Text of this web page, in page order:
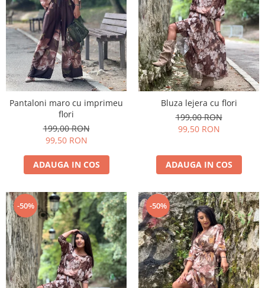
Pantaloni maro cu imprimeu
flori
199,00 RON
99,50 RON
ADAUGA IN COS
Bluza lejera cu flori
199,00 RON
99,50 RON
ADAUGA IN COS
-50% -50%